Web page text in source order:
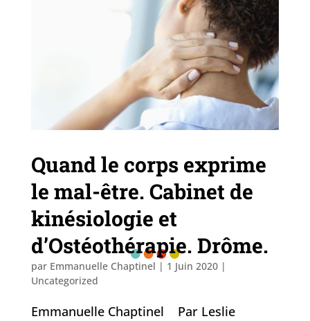
Quand le corps exprime
le mal-être. Cabinet de
kinésiologie et
d’Ostéothérapie. Drôme.
par Emmanuelle Chaptinel | 1 Juin 2020|
Uncategorized
Emmanuelle Chaptinel Par Leslie